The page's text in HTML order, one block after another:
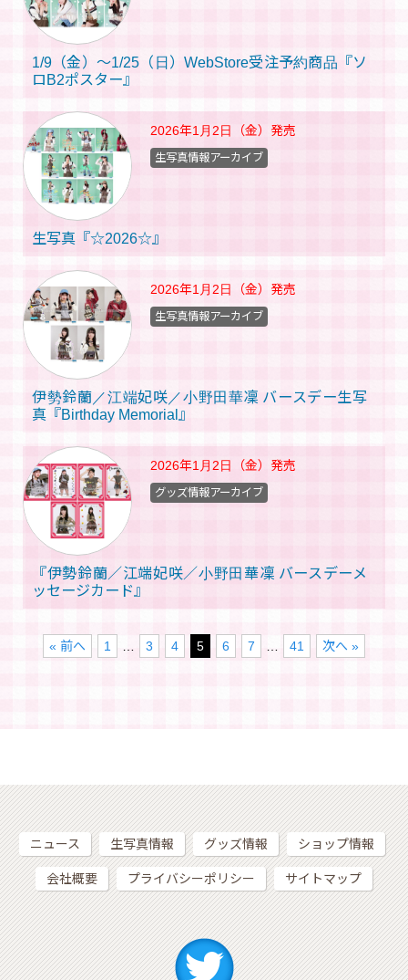
1/9（金）～1/25（日）WebStore受注予約商品『ソ
ロB2ポスター』
2026年1月2日（金） 発売
生写真『☆2026☆』
生写真情報アーカイブ
2026年1月2日（金） 発売
伊勢鈴蘭／江端妃咲／小野田華凜 バースデー生写
真『Birthday Memorial』
生写真情報アーカイブ
2026年1月2日（金） 発売
『伊勢鈴蘭／江端妃咲／小野田華凜 バースデーメ
ッセージカード』
グッズ情報アーカイブ
« 前へ 1 3 4 5 6 7 41 次へ »
ニュース 生写真情報 グッズ情報 ショップ情報
会社概要 プライバシーポリシー サイトマップ